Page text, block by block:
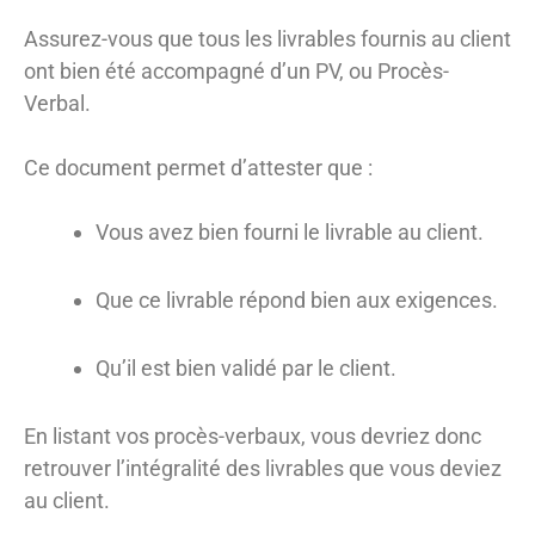
Assurez-vous que tous les livrables fournis au client
ont bien été accompagné d’un PV, ou Procès-
Verbal.
Ce document permet d’attester que :
Vous avez bien fourni le livrable au client.
Que ce livrable répond bien aux exigences.
Qu’il est bien validé par le client.
En listant vos procès-verbaux, vous devriez donc
retrouver l’intégralité des livrables que vous deviez
au client.